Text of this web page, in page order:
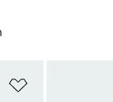
Tambahkan